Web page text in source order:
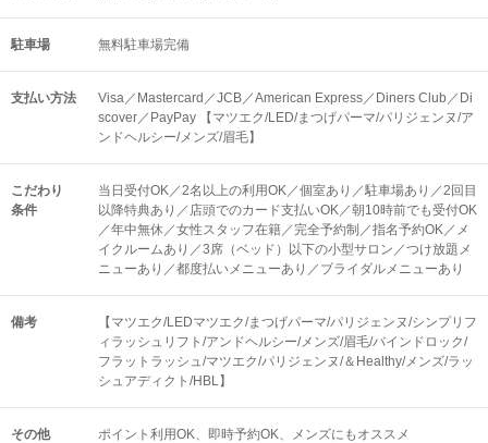
駐車場 無料駐車場完備
支払い方法
Visa／Mastercard／JCB／American Express／Diners Club／Di
scover／PayPay 【マツエク/LED/まつげパーマ/パリジェンヌ/ア
ンドヘルシー/メンズ/眉毛】
こだわり
条件
当日受付OK／2名以上の利用OK／個室あり／駐車場あり／2回目
以降特典あり／店頭でのカード支払いOK／朝10時前でも受付OK
／年中無休／女性スタッフ在籍／完全予約制／指名予約OK／メ
イクルームあり／3席（ベッド）以下の小型サロン／つけ放題メ
ニューあり／都度払いメニューあり／ブライダルメニューあり
備考
【マツエク/LEDマツエク/まつげパーマ/パリジェンヌ/シンプリフ
ィラッシュリフト/アンドヘルシー/メンズ/眉毛/バインドロック/
フラットラッシュ/マツエク/パリジェンヌ/＆Healthy/メンズ/ラッ
シュアディクト/HBL】
その他 ポイント利用OK 即時予約OK メンズにもオススメ